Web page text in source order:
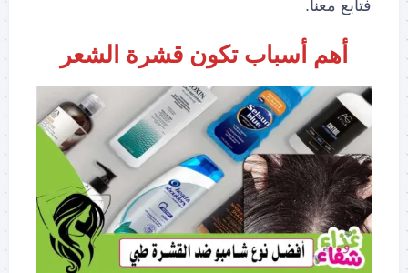
فتابع معنا.
أهم أسباب تكون قشرة الشعر